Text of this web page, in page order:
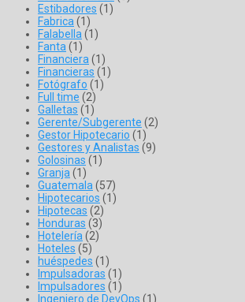
Estibadores (1)
Fabrica(1)
Falabella(1)
Fanta(1)
Financiera(1)
Financieras (1)
Fotógrafo (1)
Full time (2)
Galletas (1)
Gerente/Subgerente (2)
Gestor Hipotecario (1)
Gestores y Analistas (9)
Golosinas (1)
Granja(1)
Guatemala(57)
Hipotecarios (1)
Hipotecas (2)
Honduras (3)
Hotelería(2)
Hoteles (5)
huéspedes (1)
Impulsadoras (1)
Impulsadores (1)
Ingeniero de DevOps (1)